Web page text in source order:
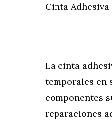
Cinta Adhesiva
La cinta
temporales en
componentes
reparaciones